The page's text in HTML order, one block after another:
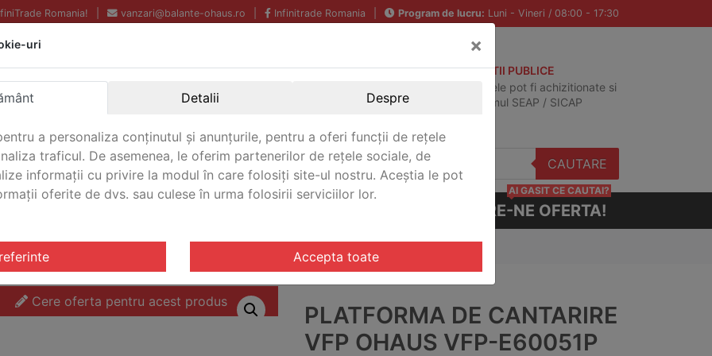
Romania! vanzari@balante-ohaus.ro Infinitrade Romania Program de lucru: Luni - Vineri / 08:00 - 17:30
Echipamente profesionale
pentru laborator.
Garantie Internationala.
ACHIZITII PUBLICE
Produsele pot fi achizitionate si
in sistemul SEAP / SICAP
CAUTARE
CERE-NE OFERTA!
AI GASIT CE CAUTAI?
VFP/ Platforma de cantarire VFP Ohaus VFP-E60051P
Cere oferta pentru acest produs
PLATFORMA DE CANTARIRE
VFP OHAUS VFP-E60051P
uri ×
Detalii Despre
a personaliza conținutul și anunțurile, pentru a oferi funcții de rețele
traficul. De asemenea, le oferim partenerilor de rețele sociale, de
informații cu privire la modul în care folosiți site-ul nostru. Aceștia le pot
oferite de dvs. sau culese în urma folosirii serviciilor lor.
Accepta toate